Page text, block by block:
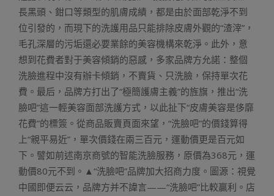
長黑頭、鉗口等類型的肌膚成績，都是由於面部乾淨不到
位引發的，而現下的洗護用品只能排除皮膚外觀的“渣滓”，
毛孔深層的污垢還必要業餘的美容機構來乾淨。此外，意
想到花費者對于美容傾銷的惡感，多家品牌方允諾：整個
洗臉進程中沒有辦卡傾銷，不賣貨、只洗臉，保持單次花
費。最后，品牌方打出了“極簡護膚主義”的旌旗，推出“洗
臉吧”這一輕美容面部洗護方式，以此扯下“皮膚美容是侈靡
花費”的標簽。從商品販賣頁面來望，“洗臉吧”的價錢算得
上“親平易近”，單次價錢在兩三百元，運動價更是百元如
下。譬如前述南京商號的智能洗臉服務，原價為368元，運
動價80元不到。▲“洗臉吧”品牌加大招商力度。圖源：視覺
中國即便云云，品牌方并不諱言——“洗臉吧”比較贏利。店